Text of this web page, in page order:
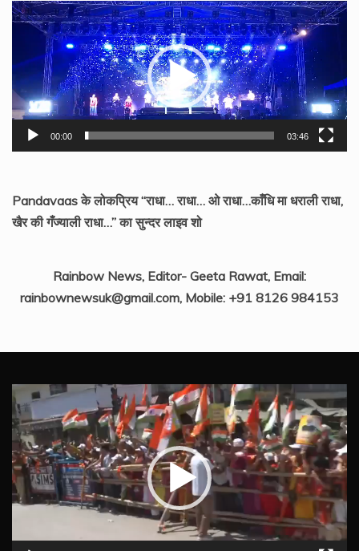
Video
Player
00:00 03:46
Pandavaas के लोकप्रिय “राधा… राधा… ओ राधा…काँधि मा धराली राधा,
खैर की गँज्याली राधा…” का सुन्दर लाइव शो
Rainbow News, Editor- Geeta Rawat, Email:
rainbownewsuk@gmail.com, Mobile: +91 8126 984153
Video
Player